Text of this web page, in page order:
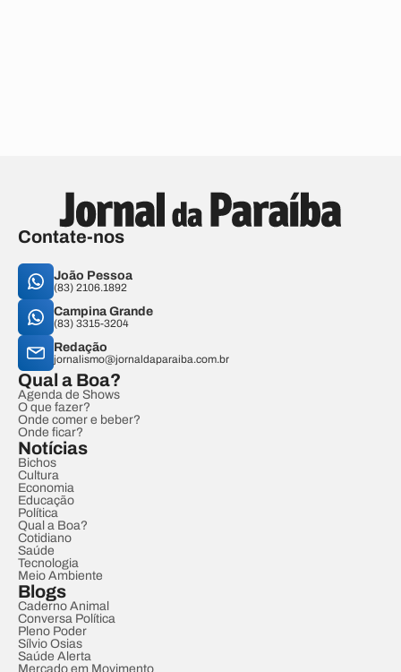
Contate-nos
João Pessoa
(83) 2106.1892
Campina Grande
(83) 3315-3204
Redação
jornalismo@jornaldaparaiba.com.br
Qual a Boa?
Agenda de Shows
O que fazer?
Onde comer e beber?
Onde ficar?
Notícias
Bichos
Cultura
Economia
Educação
Política
Qual a Boa?
Cotidiano
Saúde
Tecnologia
Meio Ambiente
Blogs
Caderno Animal
Conversa Política
Pleno Poder
Sílvio Osias
Saúde Alerta
Mercado em Movimento